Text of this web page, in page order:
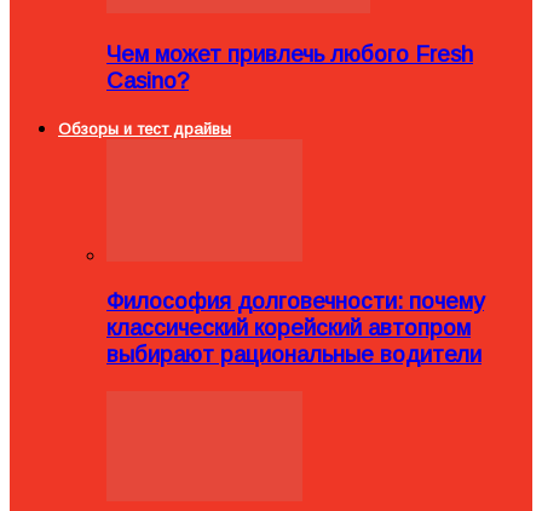
Чем может привлечь любого Fresh
Casino?
Обзоры и тест драйвы
Философия долговечности: почему
классический корейский автопром
выбирают рациональные водители